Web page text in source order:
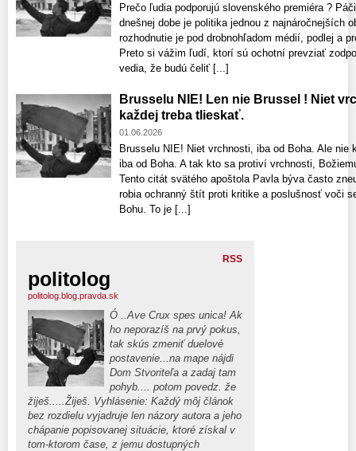
Prečo ľudia podporujú slovenského premiéra ?
dnešnej dobe je politika jednou z najnáročnejších
rozhodnutie je pod drobnohľadom médií, podlej a
Preto si vážim ľudí, ktorí sú ochotní prevziať
vedia, že budú čeliť [...]
Brusselu NIE! Len nie Brussel ! Niet
každej treba tlieskať.
01.06.2026
Brusselu NIE! Niet vrchnosti, iba od Boha. Ale nie
iba od Boha. A tak kto sa protiví vrchnosti,
Tento citát svätého apoštola Pavla býva často
robia ochranný štít proti kritike a poslušnosť voči
Bohu. To je [...]
RSS
politolog
politolog.blog.pravda.sk
Ó ..Ave Crux spes unica! Ak
ho neporazíš na prvý pokus,
tak skús zmeniť duelové
postavenie...na mape nájdi
Dom Stvoriteľa a zadaj tam
pohyb.... potom povedz. že
žiješ.....Žiješ. Vyhlásenie: Každý môj článok
bez rozdielu vyjadruje len názory autora a jeho
chápanie popisovanej situácie, ktoré získal v
tom-ktorom čase, z jemu dostupných